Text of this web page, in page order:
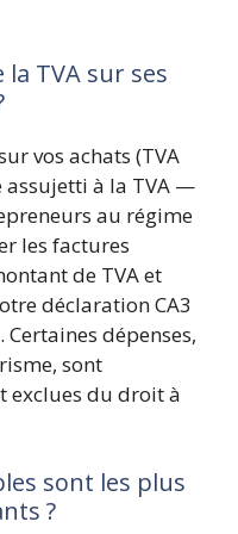
TVA sur ses
vos achats (TVA
assujetti à la TVA —
au régime
les factures
de TVA et
déclaration CA3
dépenses,
sont
exclues du droit à
sont les plus
?